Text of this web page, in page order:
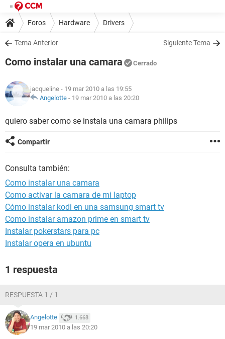
Foros Hardware Drivers
Tema Anterior Siguiente Tema
Como instalar una camara Cerrado
jacqueline - 19 mar 2010 a las 19:55
Angelotte - 19 mar 2010 a las 20:20
quiero saber como se instala una camara philips
Compartir
Consulta también:
Como instalar una camara
Como activar la camara de mi laptop
Cómo instalar kodi en una samsung smart tv
Como instalar amazon prime en smart tv
Instalar pokerstars para pc
Instalar opera en ubuntu
1 respuesta
RESPUESTA 1 / 1
Angelotte 1.668
19 mar 2010 a las 20:20